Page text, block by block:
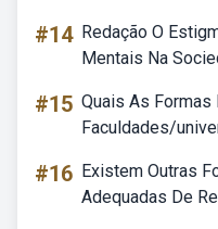
#14 Redação O
Mentais Na
#15 Quais As
Faculdades/
#16 Existem Outras
Adequadas De